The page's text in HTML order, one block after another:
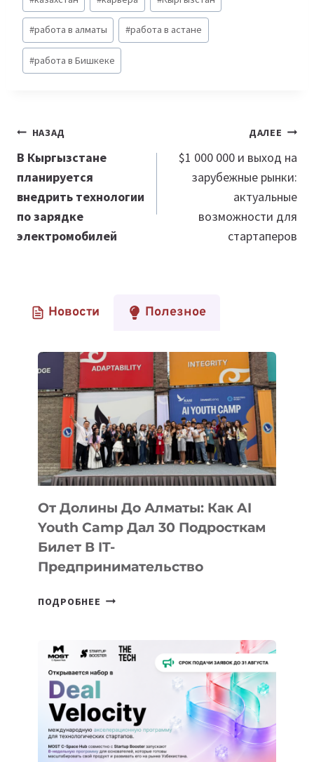
#работа в алматы #работа в астане
#работа в Бишкеке
Навигация
по
записям
НАЗАД
В Кыргызстане
планируется
внедрить технологии
по зарядке
электромобилей
ДАЛЕЕ
$1 000 000 и выход на
зарубежные рынки:
актуальные
возможности для
стартаперов
Новости Полезное
От Долины До Алматы: Как AI
Youth Camp Дал 30 Подросткам
Билет В IT-
Предпринимательство
ПОДРОБНЕЕ ОТ
АЛМАТЫ:
КАК
AI
YOUTH
CAMP
ДАЛ
30